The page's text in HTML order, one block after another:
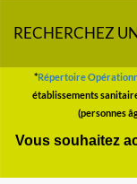
RECHERCHEZ
*Répertoire
établissements
(personnes
Vous souhaitez